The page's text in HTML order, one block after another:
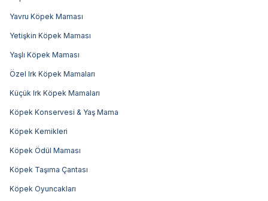
Yavru Köpek Maması
Yetişkin Köpek Maması
Yaşlı Köpek Maması
Özel Irk Köpek Mamaları
Küçük Irk Köpek Mamaları
Köpek Konservesi & Yaş Mama
Köpek Kemikleri
Köpek Ödül Maması
Köpek Taşıma Çantası
Köpek Oyuncakları